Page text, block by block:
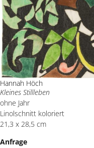
Hannah Höch
Kleines Stillleben
ohne Jahr
Linolschnitt koloriert
21,3 x 28,5 cm
Anfrage